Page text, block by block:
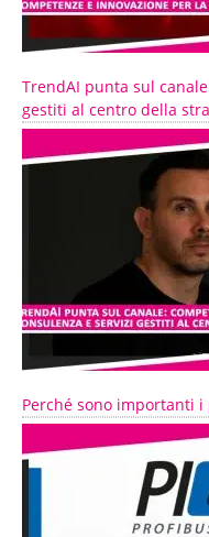
TrendAI punta sul
gestiti al centro della
Perché sono importanti i